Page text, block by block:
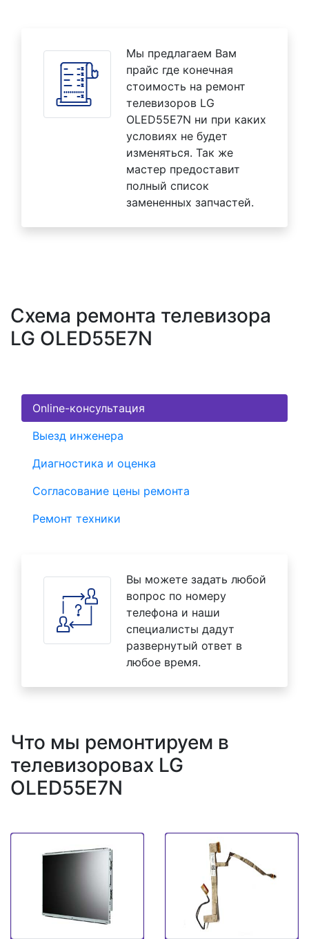
Мы предлагаем Вам
прайс где конечная
стоимость на ремонт
телевизоров LG
OLED55E7N ни при каких
условиях не будет
изменяться. Так же
мастер предоставит
полный список
замененных запчастей.
Схема ремонта телевизора
LG OLED55E7N
Online-консультация
Выезд инженера
Диагностика и оценка
Согласование цены ремонта
Ремонт техники
Вы можете задать любой
вопрос по номеру
телефона и наши
специалисты дадут
развернутый ответ в
любое время.
Что мы ремонтируем в
телевизоровах LG
OLED55E7N